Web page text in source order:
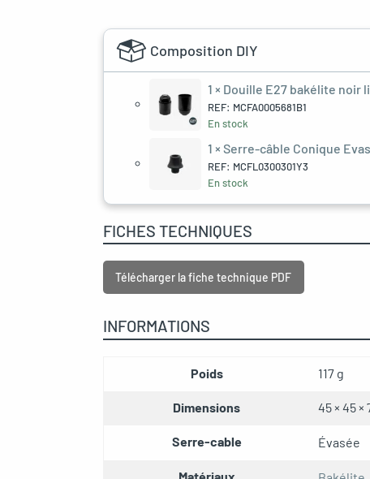
Composition DIY
1 × Douille E27 bakélite noir
REF: MCFA0005681B1
En stock
1 × Serre-câble Conique
REF: MCFL0300301Y3
En stock
FICHES TECHNIQUES
Télécharger la fiche technique PDF
INFORMATIONS
Poids 117 g
Dimensions 45 × 45 ×
Serre-cable Évasée